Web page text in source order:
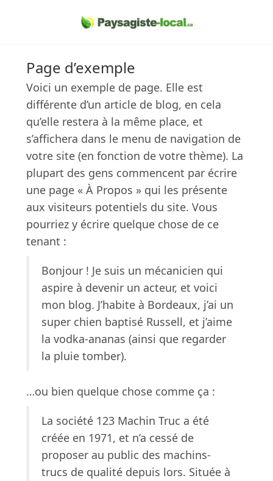
Page d’exemple
Voici un exemple de page. Elle est
différente d’un article de blog, en cela
qu’elle restera à la même place, et
s’affichera dans le menu de navigation de
votre site (en fonction de votre thème). La
plupart des gens commencent par écrire
une page « À Propos » qui les présente
aux visiteurs potentiels du site. Vous
pourriez y écrire quelque chose de ce
tenant :
Bonjour ! Je suis un mécanicien qui
aspire à devenir un acteur, et voici
mon blog. J’habite à Bordeaux, j’ai un
super chien baptisé Russell, et j’aime
la vodka-ananas (ainsi que regarder
la pluie tomber).
…ou bien quelque chose comme ça :
La société 123 Machin Truc a été
créée en 1971, et n’a cessé de
proposer au public des machins-
trucs de qualité depuis lors. Située à